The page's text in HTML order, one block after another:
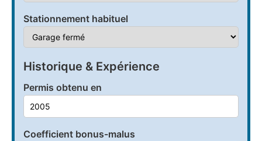
Stationnement habituel
Historique & Expérience
Permis obtenu en
Coefficient bonus-malus